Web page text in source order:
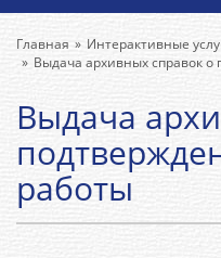
Главная
Интерактивные
Выдача архивных справок о
Выдача
работы